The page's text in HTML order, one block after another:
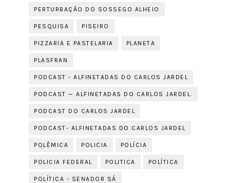
PERTURBAÇÃO DO SOSSEGO ALHEIO
PESQUISA PISEIRO
PIZZARIA E PASTELARIA PLANETA
PLASFRAN
PODCAST - ALFINETADAS DO CARLOS JARDEL
PODCAST — ALFINETADAS DO CARLOS JARDEL.
PODCAST DO CARLOS JARDEL
PODCAST- ALFINETADAS DO CARLOS JARDEL
POLÊMICA POLICIA POLÍCIA
POLICIA FEDERAL POLITICA POLÍTICA
POLÍTICA - SENADOR SÁ